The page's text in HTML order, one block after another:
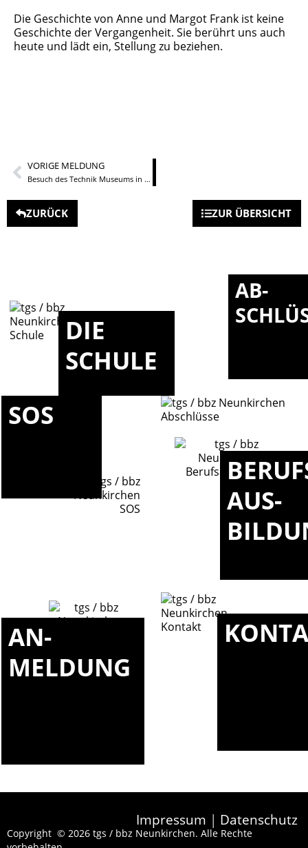
Die Geschichte von Anne und Margot Frank ist keine
Geschichte der Vergangenheit. Sie berührt uns auch
heute und lädt ein, Stellung zu beziehen.
VORIGE MELDUNG
Besuch des Technik Museums in Speyer
ZURÜCK ZUR ÜBERSICHT
DIE
SCHULE
AB-
SOS
AUS-
AN-
MELDUNG
Copyright © 2026 tgs / bbz Neunkirchen. Alle Rechte
Impressum | Datenschutz